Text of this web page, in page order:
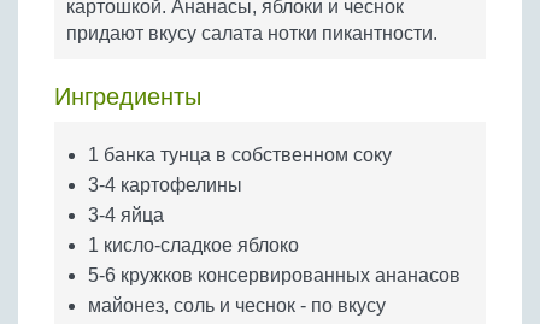
Бобовые
Яйца
картошкой. Ананасы, яблоки и чеснок
придают вкусу салата нотки пикантности.
Ингредиенты
1 банка тунца в собственном соку
3-4 картофелины
3-4 яйца
1 кисло-сладкое яблоко
5-6 кружков консервированных ананасов
майонез, соль и чеснок - по вкусу